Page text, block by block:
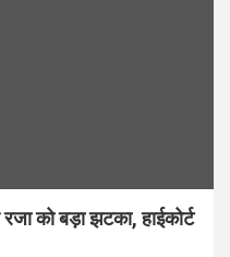
को बड़ा झटका, हाईकोर्ट